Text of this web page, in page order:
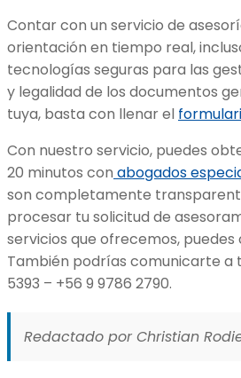
Contar con un servicio de
orientación en tiempo real,
tecnologías seguras para las
y legalidad de los documentos
tuya, basta con llenar el
Con nuestro servicio, puedes
20 minutos con abogados
son completamente
procesar tu solicitud de
servicios que ofrecemos,
También podrías comunicarte a
5393 – +56 9 9786 2790.
Redactado por Christian